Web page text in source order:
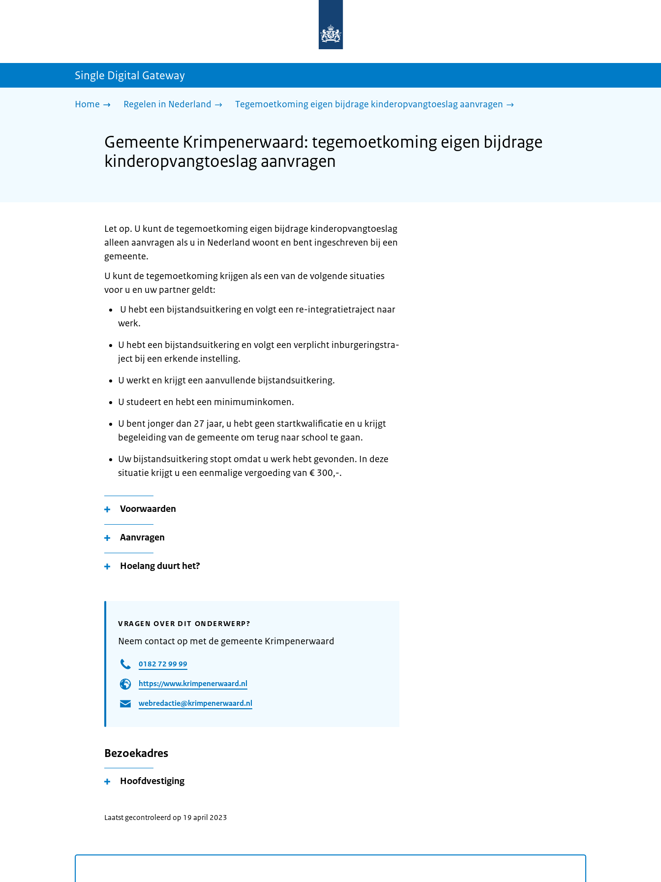
homepage
sdg.rijksoverheid.nl
Single Digital Gateway
Home Regelen in Nederland Tegemoetkoming eigen bijdrage kinderopvangtoeslag aanvragen
Gemeente Krimpenerwaard: tegemoetkoming eigen bijdrage
kinderopvangtoeslag aanvragen
Let op. U kunt de tegemoetkoming eigen bijdrage kinderopvangtoeslag
alleen aanvragen als u in Nederland woont en bent ingeschreven bij een
gemeente.
U kunt de tegemoetkoming krijgen als een van de volgende situaties
voor u en uw partner geldt:
U hebt een bij­stands­uit­ke­ring en volgt een re-in­te­gra­tie­tra­ject naar
werk.
U hebt een bij­stands­uit­ke­ring en volgt een ver­plicht in­bur­ge­ringstra­
ject bij een er­ken­de in­stel­ling.
U werkt en krijgt een aan­vul­len­de bij­stands­uit­ke­ring.
U stu­deert en hebt een mi­ni­mum­in­ko­men.
U bent jonger dan 27 jaar, u hebt geen startkwalificatie en u krijgt
begeleiding van de gemeente om terug naar school te gaan.
Uw bijstandsuitkering stopt omdat u werk hebt gevonden. In deze
situatie krijgt u een eenmalige vergoeding van € 300,-.
Voorwaarden
Aanvragen
Hoelang duurt het?
VRAGEN OVER DIT ONDERWERP?
Neem contact op met de gemeente Krimpenerwaard
0182 72 99 99
https://www.krimpenerwaard.nl
webredactie@krimpenerwaard.nl
Bezoekadres
Hoofdvestiging
Laatst gecontroleerd op 19 april 2023